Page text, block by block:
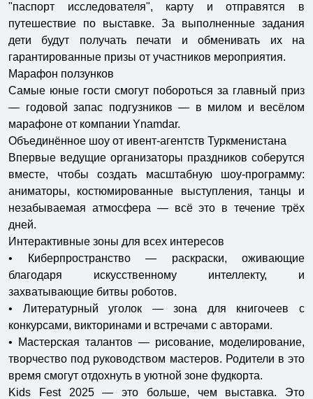
"паспорт исследователя", карту и отправятся в
путешествие по выставке. За выполненные задания
дети будут получать печати и обменивать их на
гарантированные призы от участников мероприятия.
Марафон ползунков
Самые юные гости смогут побороться за главный приз
— годовой запас подгузников — в милом и весёлом
марафоне от компании Ynamdar.
Объединённое шоу от ивент-агентств Туркменистана
Впервые ведущие организаторы праздников соберутся
вместе, чтобы создать масштабную шоу-программу:
аниматоры, костюмированные выступления, танцы и
незабываемая атмосфера — всё это в течение трёх
дней.
Интерактивные зоны для всех интересов
• Киберпространство — раскраски, оживающие
благодаря искусственному интеллекту, и
захватывающие битвы роботов.
• Литературный уголок — зона для книгочеев с
конкурсами, викторинами и встречами с авторами.
• Мастерская талантов — рисование, моделирование,
творчество под руководством мастеров. Родители в это
время смогут отдохнуть в уютной зоне фудкорта.
Kids Fest 2025 — это больше, чем выставка. Это